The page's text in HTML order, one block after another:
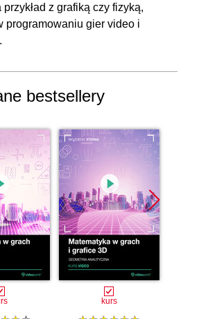
z grafiką czy fizyką,
programowaniu gier video i
bestsellery
kurs